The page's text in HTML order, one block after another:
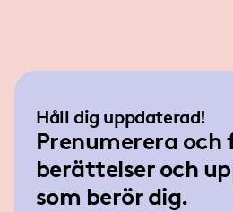
Håll dig uppdaterad!
Prenumerera och
berättelser och
som berör dig.